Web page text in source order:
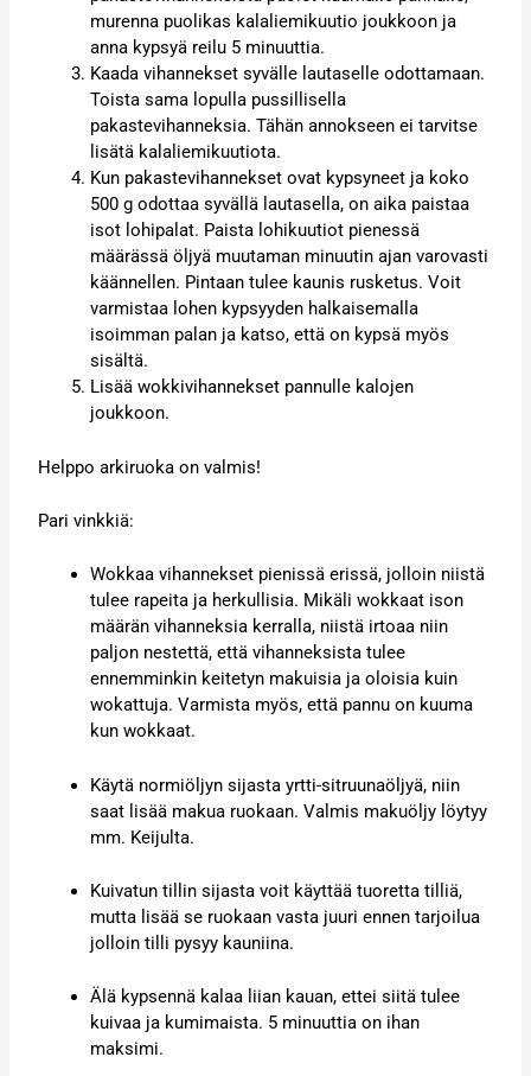
murenna puolikas kalaliemikuutio joukkoon ja
anna kypsyä reilu 5 minuuttia.
Kaada vihannekset syvälle lautaselle odottamaan.
Toista sama lopulla pussillisella
pakastevihanneksia. Tähän annokseen ei tarvitse
lisätä kalaliemikuutiota.
Kun pakastevihannekset ovat kypsyneet ja koko
500 g odottaa syvällä lautasella, on aika paistaa
isot lohipalat. Paista lohikuutiot pienessä
määrässä öljyä muutaman minuutin ajan varovasti
käännellen. Pintaan tulee kaunis rusketus. Voit
varmistaa lohen kypsyyden halkaisemalla
isoimman palan ja katso, että on kypsä myös
sisältä.
Lisää wokkivihannekset pannulle kalojen
joukkoon.
Helppo arkiruoka on valmis!
Pari vinkkiä:
Wokkaa vihannekset pienissä erissä, jolloin niistä
tulee rapeita ja herkullisia. Mikäli wokkaat ison
määrän vihanneksia kerralla, niistä irtoaa niin
paljon nestettä, että vihanneksista tulee
ennemminkin keitetyn makuisia ja oloisia kuin
wokattuja. Varmista myös, että pannu on kuuma
kun wokkaat.
Käytä normiöljyn sijasta yrtti-sitruunaöljyä, niin
saat lisää makua ruokaan. Valmis makuöljy löytyy
mm. Keijulta.
Kuivatun tillin sijasta voit käyttää tuoretta tilliä,
mutta lisää se ruokaan vasta juuri ennen tarjoilua
jolloin tilli pysyy kauniina.
Älä kypsennä kalaa liian kauan, ettei siitä tulee
kuivaa ja kumimaista. 5 minuuttia on ihan
maksimi.